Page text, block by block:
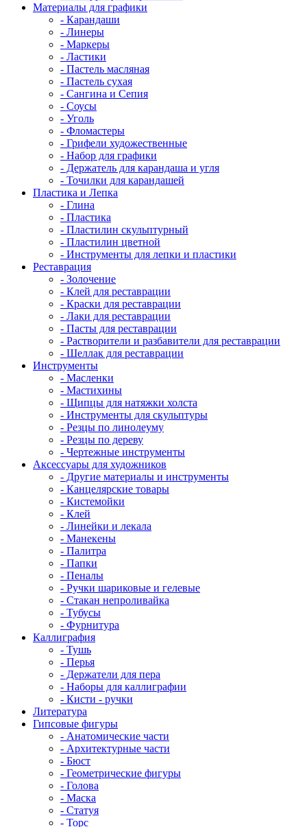
Материалы для графики
- Карандаши
- Линеры
- Маркеры
- Ластики
- Пастель масляная
- Пастель сухая
- Сангина и Сепия
- Соусы
- Уголь
- Фломастеры
- Грифели художественные
- Набор для графики
- Держатель для карандаша и угля
- Точилки для карандашей
Пластика и Лепка
- Глина
- Пластика
- Пластилин скульптурный
- Пластилин цветной
- Инструменты для лепки и пластики
Реставрация
- Золочение
- Клей для реставрации
- Краски для реставрации
- Лаки для реставрации
- Пасты для реставрации
- Растворители и разбавители для реставрации
- Шеллак для реставрации
Инструменты
- Масленки
- Мастихины
- Щипцы для натяжки холста
- Инструменты для скульптуры
- Резцы по линолеуму
- Резцы по дереву
- Чертежные инструменты
Аксессуары для художников
- Другие материалы и инструменты
- Канцелярские товары
- Кистемойки
- Клей
- Линейки и лекала
- Манекены
- Палитра
- Папки
- Пеналы
- Ручки шариковые и гелевые
- Стакан непроливайка
- Тубусы
- Фурнитура
Каллиграфия
- Тушь
- Перья
- Держатели для пера
- Наборы для каллиграфии
- Кисти - ручки
Литература
Гипсовые фигуры
- Анатомические части
- Архитектурные части
- Бюст
- Геометрические фигуры
- Голова
- Маска
- Статуя
- Торс